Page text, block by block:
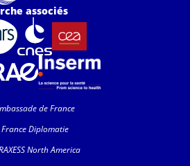
associés
de France
France Diplomatie
North America